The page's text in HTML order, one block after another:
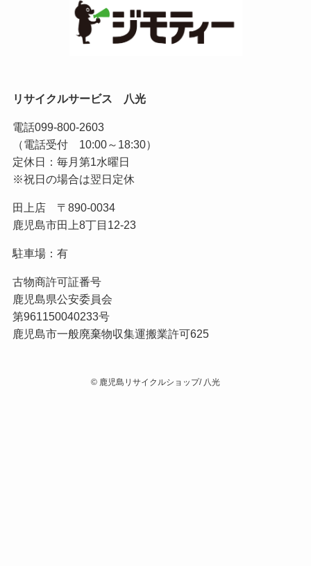
リサイクルサービス 八光
電話099-800-2603
（電話受付 10:00～18:30）
定休日：毎月第1水曜日
※祝日の場合は翌日定休
田上店 〒890-0034
鹿児島市田上8丁目12-23
駐車場：有
古物商許可証番号
鹿児島県公安委員会
第961150040233号
鹿児島市一般廃棄物収集運搬業許可625
© 鹿児島リサイクルショップ/ 八光